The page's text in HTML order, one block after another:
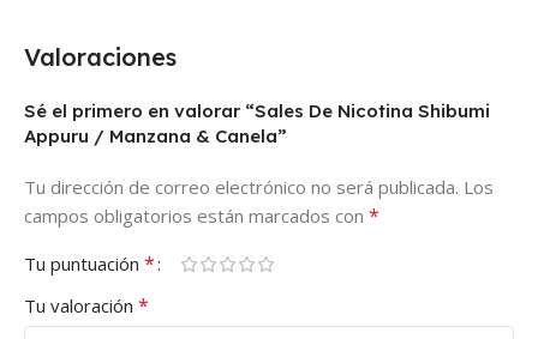
Valoraciones
Sé el primero en valorar “Sales De Nicotina Shibumi
Appuru / Manzana & Canela”
Tu dirección de correo electrónico no será publicada. Los
campos obligatorios están marcados con *
Tu puntuación *
Tu valoración *